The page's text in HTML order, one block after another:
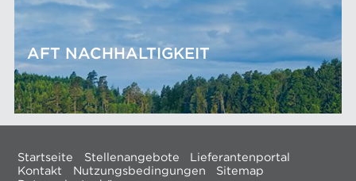
AFT NACHHALTIGKEIT
Startseite Stellenangebote
Lieferantenportal
Kontakt
Nutzungsbedingungen
Sitemap